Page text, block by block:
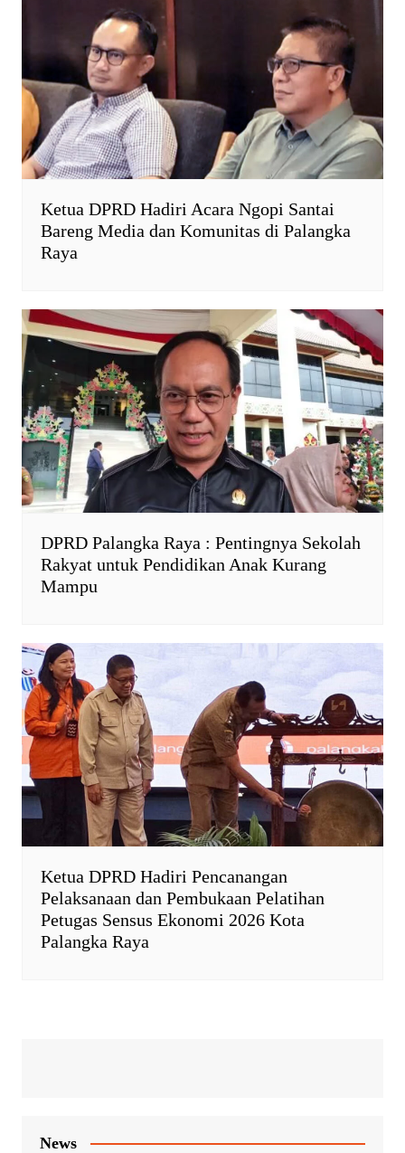
Ketua DPRD Hadiri Acara Ngopi Santai
Bareng Media dan Komunitas di Palangka
Raya
DPRD Palangka Raya : Pentingnya Sekolah
Rakyat untuk Pendidikan Anak Kurang
Mampu
Ketua DPRD Hadiri Pencanangan
Pelaksanaan dan Pembukaan Pelatihan
Petugas Sensus Ekonomi 2026 Kota
Palangka Raya
News